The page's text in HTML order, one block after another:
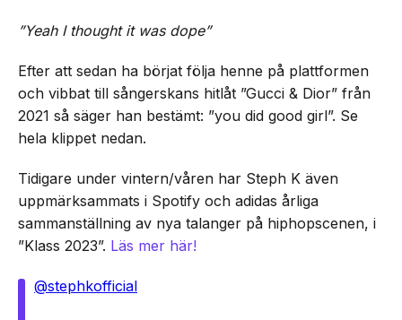
”Yeah I thought it was dope”
Efter att sedan ha börjat följa henne på plattformen
och vibbat till sångerskans hitlåt ”Gucci & Dior” från
2021 så säger han bestämt: ”you did good girl”. Se
hela klippet nedan.
Tidigare under vintern/våren har Steph K även
uppmärksammats i Spotify och adidas årliga
sammanställning av nya talanger på hiphopscenen, i
”Klass 2023”. Läs mer här!
@stephkofficial